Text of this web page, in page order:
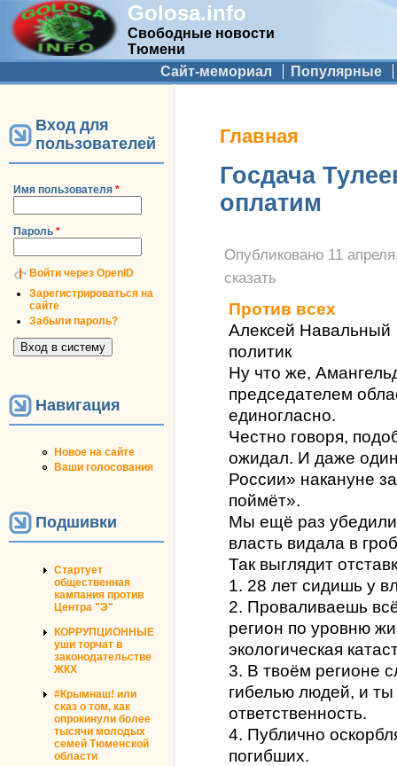
Golosa.info
Свободные новости
Тюмени
Дополнительное меню
Сайт-мемориал Популярные
Вход для
пользователей
Имя пользователя *
Пароль *
Войти через OpenID
Зарегистрироваться на
сайте
Забыли пароль?
Навигация
Новое на сайте
Ваши голосования
Подшивки
Стартует
общественная
кампания против
Центра "Э"
КОРРУПЦИОННЫЕ
уши торчат в
законодательстве
ЖКХ
#Крымнаш! или
сказ о том, как
опрокинули более
тысячи молодых
семей Тюменской
области
Вы здесь
Главная
Госдача
оплатим
Опубликовано 11
сказать
Против всех
Алексей Навальный
политик
Ну что же,
председателем
единогласно.
Честно говоря,
ожидал. И даже
России» накануне
поймёт».
Мы ещё раз
власть видала в
Так выглядит
1. 28 лет сидишь у
2. Проваливаешь
регион по уровню
экологическая
3. В твоём регионе
гибелью людей, и
ответственность.
4. Публично
погибших.